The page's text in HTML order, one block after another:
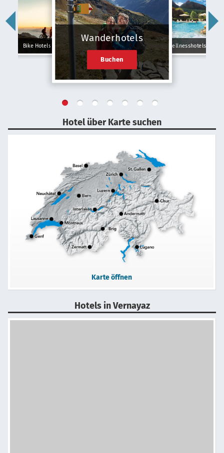
Bike Hotels
Wanderhotels
Buchen
Wellnesshotels
Hotel über Karte suchen
Karte öffnen
Hotels in Vernayaz